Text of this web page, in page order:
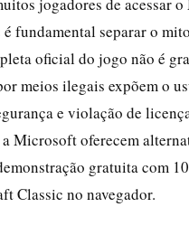
é fundamental separar o
oficial do jogo não é
meios ilegais expõem o
e violação de
Microsoft oferecem
gratuita com
Classic no navegador.